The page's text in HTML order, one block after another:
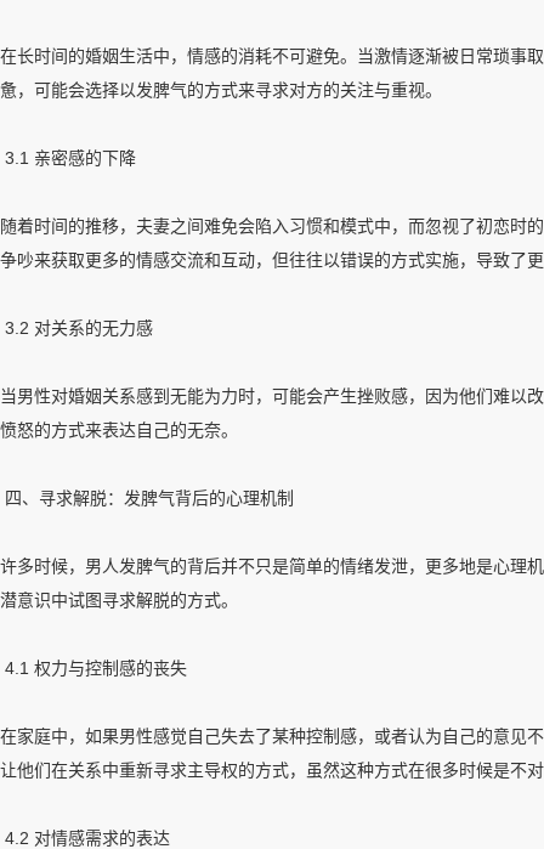
在长时间的婚姻生活中，情感的消耗不可避免。当激情逐渐被日常琐事
惫，可能会选择以发脾气的方式来寻求对方的关注与重视。
3.1 亲密感的下降
随着时间的推移，夫妻之间难免会陷入习惯和模式中，而忽视了初恋
争吵来获取更多的情感交流和互动，但往往以错误的方式实施，导致了
3.2 对关系的无力感
当男性对婚姻关系感到无能为力时，可能会产生挫败感，因为他们难
愤怒的方式来表达自己的无奈。
四、寻求解脱：发脾气背后的心理机制
许多时候，男人发脾气的背后并不只是简单的情绪发泄，更多地是心理
潜意识中试图寻求解脱的方式。
4.1 权力与控制感的丧失
在家庭中，如果男性感觉自己失去了某种控制感，或者认为自己的意见
让他们在关系中重新寻求主导权的方式，虽然这种方式在很多时候是不
4.2 对情感需求的表达